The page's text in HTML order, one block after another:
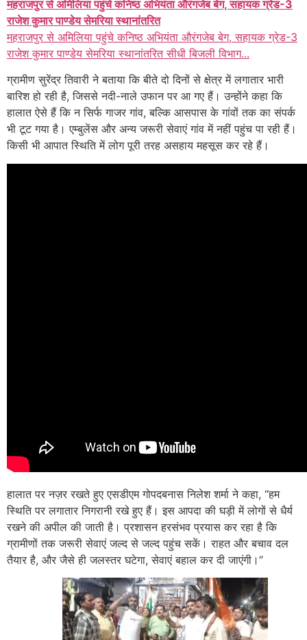
महराजपुर से अमिलिया पहुंचे कनिष्ठ अभियंता औरंगजेब बेग, सहायक ग्रेड-3
राजेश कुमार पाण्डेय सेमरिया स्थानांतरित
महराजपुर से अमिलिया पहुंचे कनिष्ठ अभियंता औरंगजेब बेग, सहायक ग्रेड-3
राजेश कुमार पाण्डेय सेमरिया स्थानांतरित सीधी बिजली विभाग...
ग्रामीण सुरेंद्र तिवारी ने बताया कि बीते दो दिनों से क्षेत्र में लगातार भारी
बारिश हो रही है, जिससे नदी-नाले उफान पर आ गए हैं। उन्होंने कहा कि
हालात ऐसे हैं कि न सिर्फ गाजर गांव, बल्कि आसपास के गांवों तक का संपर्क
भी टूट गया है। एम्बुलेंस और अन्य जरूरी सेवाएं गांव में नहीं पहुंच पा रही हैं।
किसी भी आपात स्थिति में लोग पूरी तरह असहाय महसूस कर रहे हैं।
हालात पर नज़र रखते हुए एसडीएम गोपदबनास निलेश शर्मा ने कहा, “हम
स्थिति पर लगातार निगरानी रखे हुए हैं। इस आपदा की घड़ी में लोगों से धैर्य
रखने की अपील की जाती है। प्रशासन हरसंभव प्रयास कर रहा है कि
ग्रामीणों तक जरूरी सेवाएं जल्द से जल्द पहुंच सकें। राहत और बचाव दल
तैयार है, और जैसे ही जलस्तर घटेगा, सेवाएं बहाल कर दी जाएंगी।”